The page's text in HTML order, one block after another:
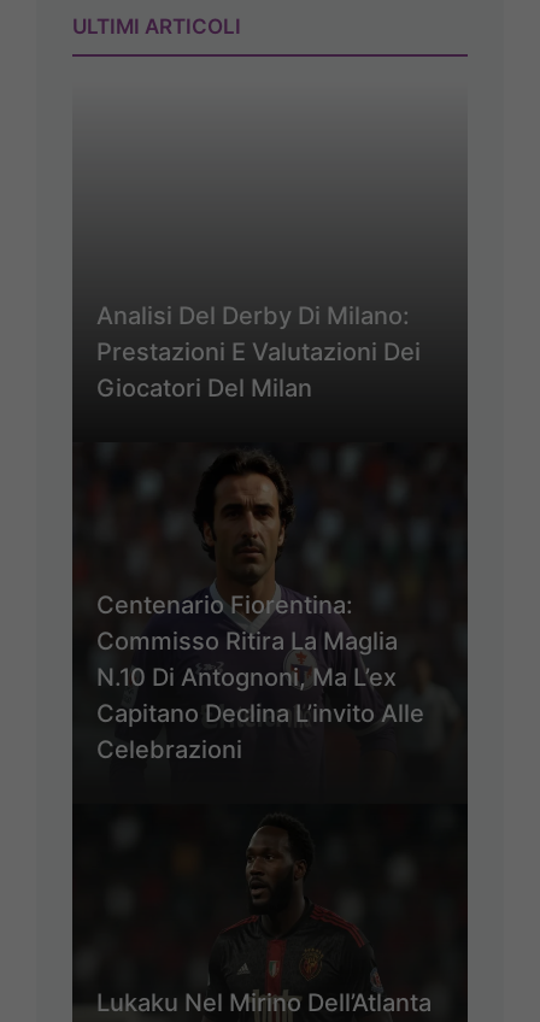
ULTIMI ARTICOLI
Analisi Del Derby Di Milano:
Prestazioni E Valutazioni Dei
Giocatori Del Milan
Centenario Fiorentina:
Commisso Ritira La Maglia
N.10 Di Antognoni, Ma L’ex
Capitano Declina L’invito Alle
Celebrazioni
Lukaku Nel Mirino Dell’Atlanta